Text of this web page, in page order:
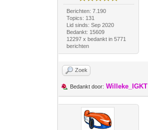
Berichten: 7.190
Topics: 131
Lid sinds: Sep 2020
Bedankt: 15609
12297 x bedankt in 5771
berichten
Zoek
Bedankt door: Willeke_IGKT